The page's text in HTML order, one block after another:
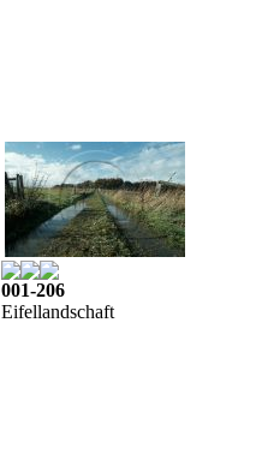
001-206
Eifellandschaft